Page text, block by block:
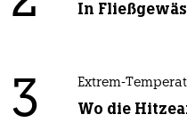
In
3 Extrem-
Wo die